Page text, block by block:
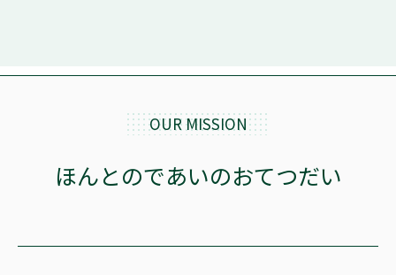
OUR MISSION
ほんとのであいのおてつだい